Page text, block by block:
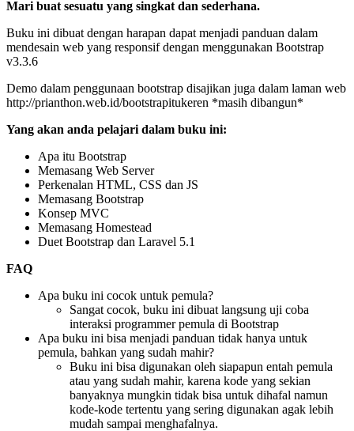
Mari buat sesuatu yang singkat dan sederhana.
Buku ini dibuat dengan harapan dapat menjadi panduan dalam
mendesain web yang responsif dengan menggunakan Bootstrap
v3.3.6
Demo dalam penggunaan bootstrap disajikan juga dalam laman web
http://prianthon.web.id/bootstrapitukeren *masih dibangun*
Yang akan anda pelajari dalam buku ini:
Apa itu Bootstrap
Memasang Web Server
Perkenalan HTML, CSS dan JS
Memasang Bootstrap
Konsep MVC
Memasang Homestead
Duet Bootstrap dan Laravel 5.1
FAQ
Apa buku ini cocok untuk pemula?
Sangat cocok, buku ini dibuat langsung uji coba
interaksi programmer pemula di Bootstrap
Apa buku ini bisa menjadi panduan tidak hanya untuk
pemula, bahkan yang sudah mahir?
Buku ini bisa digunakan oleh siapapun entah pemula
atau yang sudah mahir, karena kode yang sekian
banyaknya mungkin tidak bisa untuk dihafal namun
kode-kode tertentu yang sering digunakan agak lebih
mudah sampai menghafalnya.